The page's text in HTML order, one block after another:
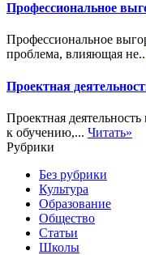
Профессиональное
Профессиональное
проблема, влияющая
Проектная
Проектная
к обучению,... Читать»
Рубрики
Без рубрики
Культура
Образование
Общество
Статьи
Школы